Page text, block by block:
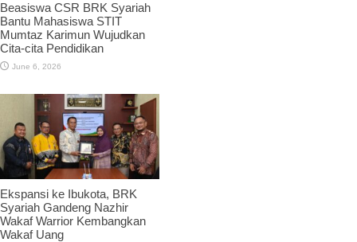
Beasiswa CSR BRK Syariah
Bantu Mahasiswa STIT
Mumtaz Karimun Wujudkan
Cita-cita Pendidikan
June 6, 2026
Ekspansi ke Ibukota, BRK
Syariah Gandeng Nazhir
Wakaf Warrior Kembangkan
Wakaf Uang